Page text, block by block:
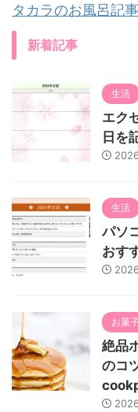
タカラのお風呂記
新着記事
生活
エク
日を
生活
パソ
おす
お菓
絶品
のコ